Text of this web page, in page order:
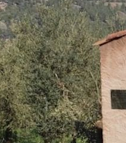
el registre
pràctica que el
mantenir…